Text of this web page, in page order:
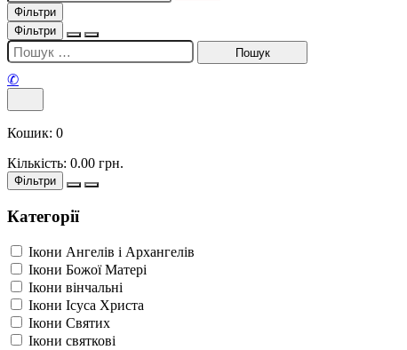
Фільтри
Фільтри
✆
Кошик: 0
Кількість: 0.00 грн.
Фільтри
Категорії
Ікони Ангелів і Архангелів
Ікони Божої Матері
Ікони вінчальні
Ікони Ісуса Христа
Ікони Святих
Ікони святкові